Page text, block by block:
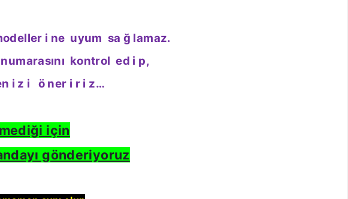
i ne uyum sa ğ lamaz.
numarasını kontrol ed i p,
i z i ö ner i r i z…
için
gönderiyoruz